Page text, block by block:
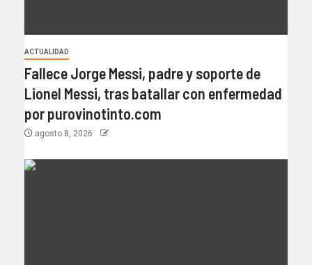
ACTUALIDAD
Fallece Jorge Messi, padre y soporte de
Lionel Messi, tras batallar con enfermedad
por purovinotinto.com
agosto 8, 2026